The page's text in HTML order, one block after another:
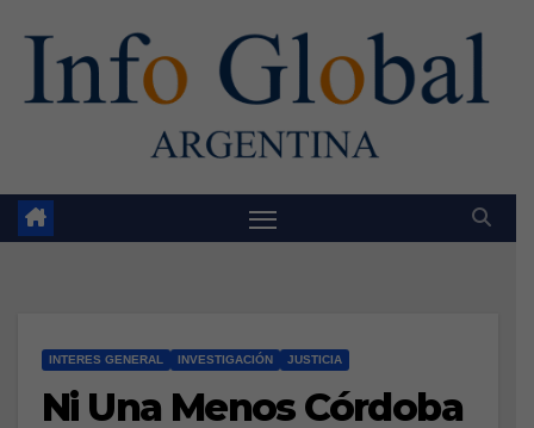
INTERES GENERAL INVESTIGACIÓN JUSTICIA
Ni Una Menos Córdoba